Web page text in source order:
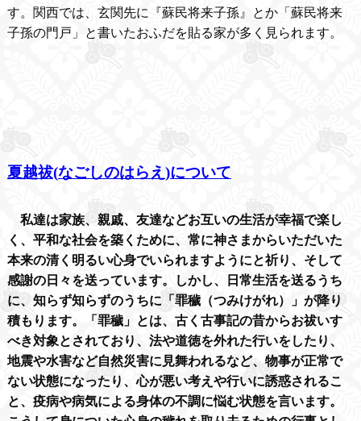
す。関西では、玄関先に『蘇民将来子孫』とか「蘇民将来
子孫の門戸」と書いたおふだを貼る家が多く見られます。
夏越祓(なごしのはらえ )について
私達は家族、親戚、友達などお互いの生活が幸福で楽し
く、平和な社会を築くために、常に神さまからいただいた
本来の清く明るい心身でいられますようにと祈り、そして
感謝の日々を送っています。しかし、日常生活を送るうち
に、知らず知らずのうちに「罪穢（つみけがれ）」が降り
積もります。「罪穢」とは、古く古事記の昔からお祓いす
べき対象とされており、法や道徳を外れた行いをしたり、
地震や水害など自然災害に見舞われるなど、物事が正常で
ない状態になったり、心が悪い考えや行いに誘惑されるこ
と、疫病や病気による身体の不調に悩む状態を言います。